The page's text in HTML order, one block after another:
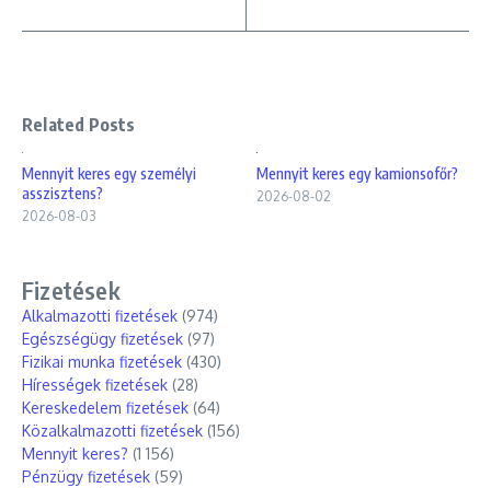
Related Posts
Mennyit keres egy személyi
asszisztens?
2026-08-03
Mennyit keres egy kamionsofőr?
2026-08-02
Fizetések
Alkalmazotti fizetések (974)
Egészségügy fizetések (97)
Fizikai munka fizetések (430)
Hírességek fizetések (28)
Kereskedelem fizetések (64)
Közalkalmazotti fizetések (156)
Mennyit keres? (1 156)
Pénzügy fizetések (59)